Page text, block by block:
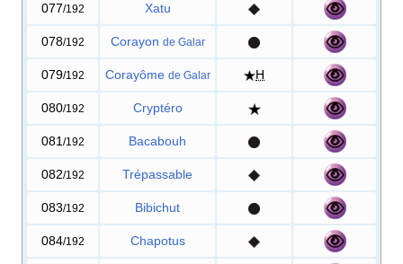
077/192 Xatu
078/192 Corayon de Galar
079/192 Corayôme de Galar H
080/192 Cryptéro
081 /192 Bacabouh
082/192 Trépassable
083/192 Bibichut
084/192 Chapotus